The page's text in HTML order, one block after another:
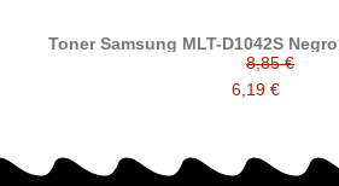
Toner Samsung MLT-D1042S
D1042S/ELS
8,85 €
6,19 €